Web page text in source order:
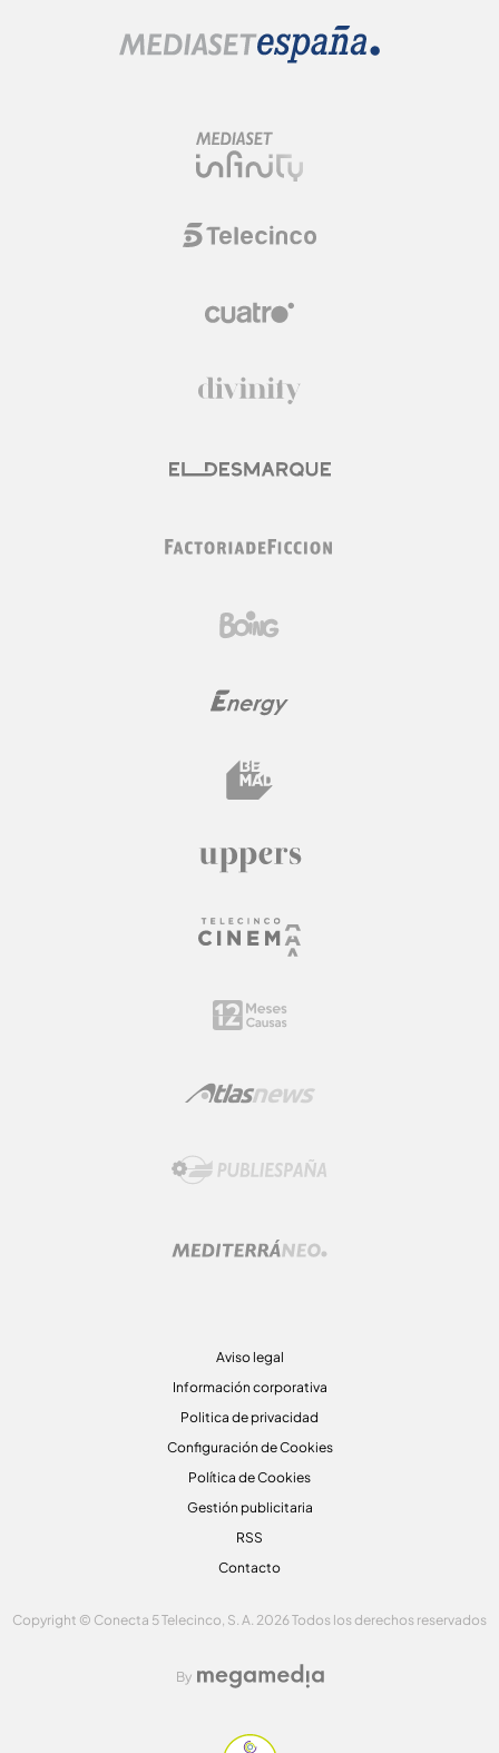
Aviso legal
Información corporativa
Politica de privacidad
Configuración de Cookies
Política de Cookies
Gestión publicitaria
RSS
Contacto
Copyright © Conecta 5 Telecinco, S. A. 2026 Todos los derechos reservados
By